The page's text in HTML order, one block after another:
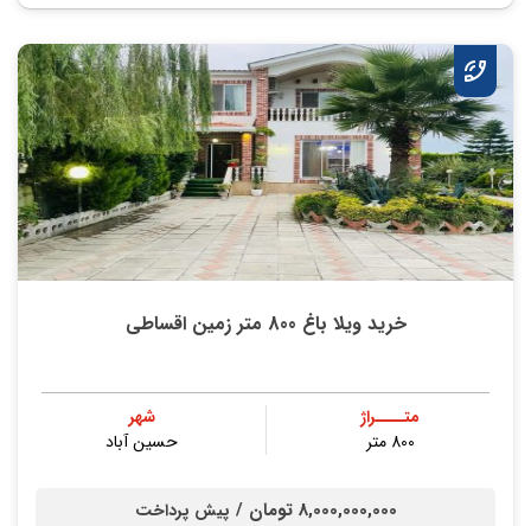
خرید ویلا باغ 800 متر زمین اقساطی
متــــراژ
800 متر
شهر
حسین آباد
8,000,000,000 تومان / پیش پرداخت